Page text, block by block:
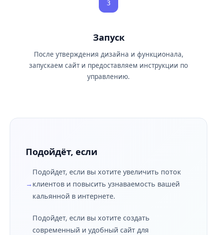
3
Запуск
После утверждения дизайна и функционала,
запускаем сайт и предоставляем инструкции по
управлению.
Подойдёт, если
Подойдет, если вы хотите увеличить поток
клиентов и повысить узнаваемость вашей
кальянной в интернете.
Подойдет, если вы хотите создать
современный и удобный сайт для